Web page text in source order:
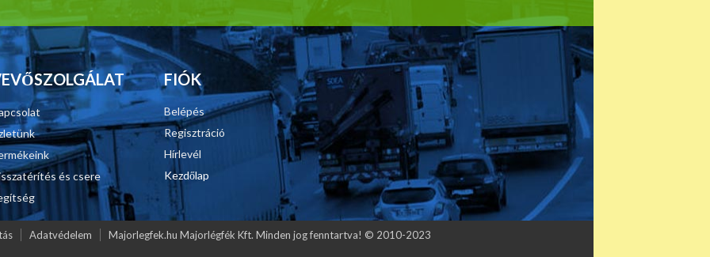
és csere
FIÓK
Belépés
Regisztráció
Hírlevél
Kezdőlap
Adatvédelem Majorlegfek.hu Majorlégfék Kft. Minden jog fenntartva! © 2010-2023